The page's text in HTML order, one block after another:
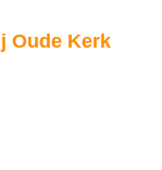
Oude Kerk